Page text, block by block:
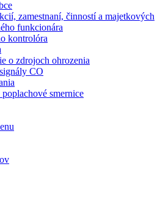
zamestnaní, činností a majetkových
funkcionára
kontrolóra
o zdrojoch ohrozenia
CO
poplachové smernice